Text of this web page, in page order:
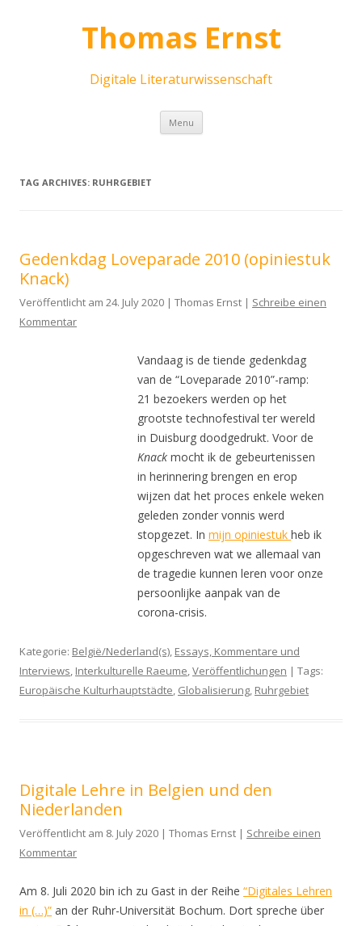
Thomas Ernst
Digitale Literaturwissenschaft
Menu Skip
content
TAG ARCHIVES: RUHRGEBIET
Gedenkdag Loveparade 2010 (opiniestuk
Knack)
Veröffentlicht am 24. July 2020 | Thomas Ernst | Schreibe einen
Kommentar
Vandaag is de tiende gedenkdag
van de “Loveparade 2010”-ramp:
21 bezoekers werden op het
grootste technofestival ter wereld
in Duisburg doodgedrukt. Voor de
Knack mocht ik de gebeurtenissen
in herinnering brengen en erop
wijzen dat het proces enkele weken
geleden zonder vonnis werd
stopgezet. Inmijn opiniestukheb ik
opgeschreven wat we allemaal van
de tragedie kunnen leren voor onze
persoonlijke aanpak van de
corona-crisis.
Kategorie: België/Nederland(s), Essays, Kommentare und
Interviews, Interkulturelle Raeume,Veröffentlichungen | Tags:
Europäische Kulturhauptstädte, Globalisierung, Ruhrgebiet
Digitale Lehre in Belgien und den
Niederlanden
Veröffentlicht am 8. July 2020 | Thomas Ernst | Schreibe einen
Kommentar
Am 8. Juli 2020 bin ich zu Gast in der Reihe “Digitales Lehren
in (…)” an der Ruhr-Universität Bochum. Dort spreche über